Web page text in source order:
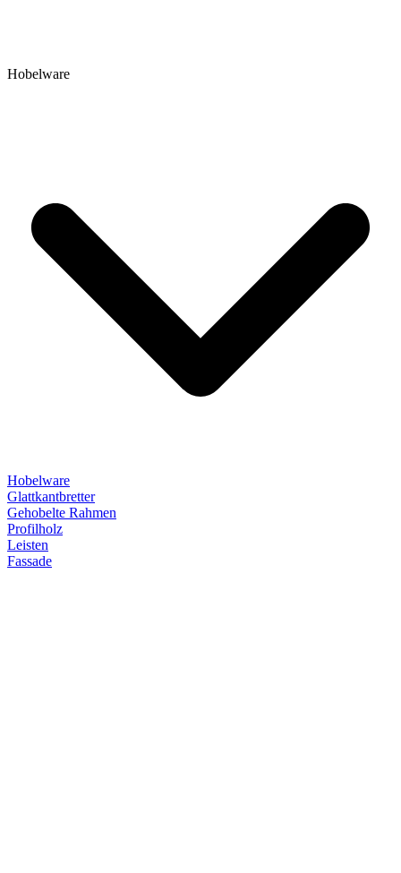
Hobelware
Hobelware
Glattkantbretter
Gehobelte Rahmen
Profilholz
Leisten
Fassade